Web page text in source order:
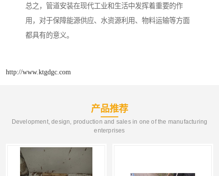
总之，管道安装在现代工业和生活中发挥着重要的作
用，对于保障能源供应、水资源利用、物料运输等方面
都具有的意义。
http://www.ktgdgc.com
产品推荐
Development, design, production and sales in one of the manufacturing
enterprises